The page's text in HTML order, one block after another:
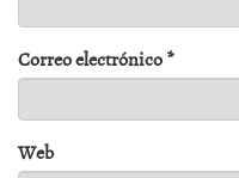
Correo electrónico*
Web